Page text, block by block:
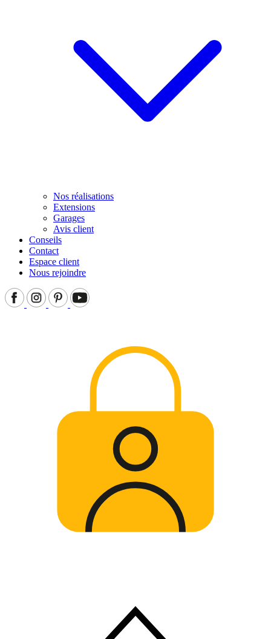
Nos réalisations
Extensions
Garages
Avis client
Conseils
Contact
Espace client
Nous rejoindre